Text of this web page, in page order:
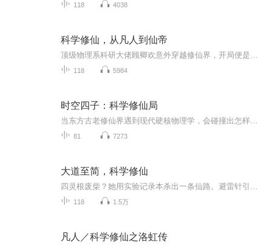
118 4038
科学修仙，从凡人到仙帝
118 5984
时空四子：科学修仙局
81 7273
大道至简，科学修仙
118 1.5万
凡人／科学修仙之洛虹传